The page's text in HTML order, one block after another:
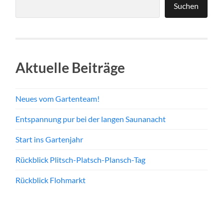
Suchen
Aktuelle Beiträge
Neues vom Gartenteam!
Entspannung pur bei der langen Saunanacht
Start ins Gartenjahr
Rückblick Plitsch-Platsch-Plansch-Tag
Rückblick Flohmarkt